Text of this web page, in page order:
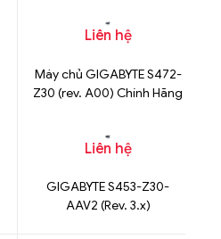
Liên hệ
Máy chủ GIGABYTE S472-
Z30 (rev. A00) Chính Hãng
Liên hệ
GIGABYTE S453-Z30-
AAV2 (Rev. 3.x)